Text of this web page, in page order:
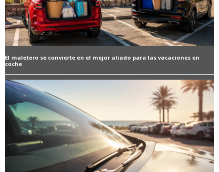
El maletero se convierte en el mejor aliado para las vacaciones en
coche